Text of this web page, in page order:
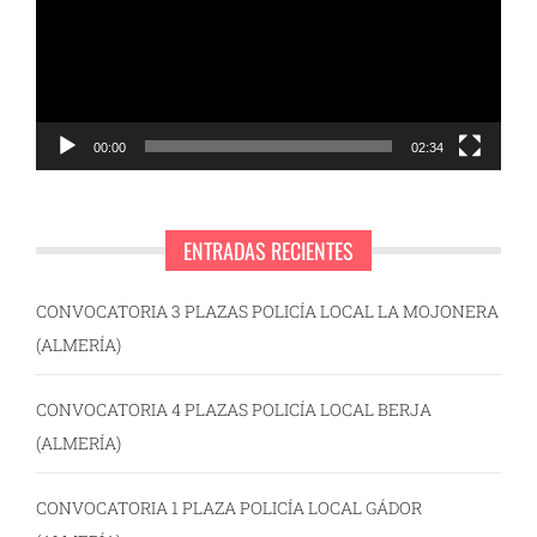
00:00 02:34
ENTRADAS RECIENTES
CONVOCATORIA 3 PLAZAS POLICÍA LOCAL LA MOJONERA
(ALMERÍA)
CONVOCATORIA 4 PLAZAS POLICÍA LOCAL BERJA
(ALMERÍA)
CONVOCATORIA 1 PLAZA POLICÍA LOCAL GÁDOR